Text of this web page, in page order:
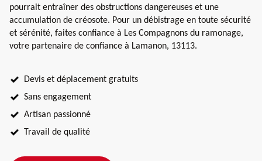
pourrait entraîner des obstructions dangereuses et une
accumulation de créosote. Pour un débistrage en toute sécurité
et sérénité, faites confiance à Les Compagnons du ramonage,
votre partenaire de confiance à Lamanon, 13113.
Devis et déplacement gratuits
Sans engagement
Artisan passionné
Travail de qualité